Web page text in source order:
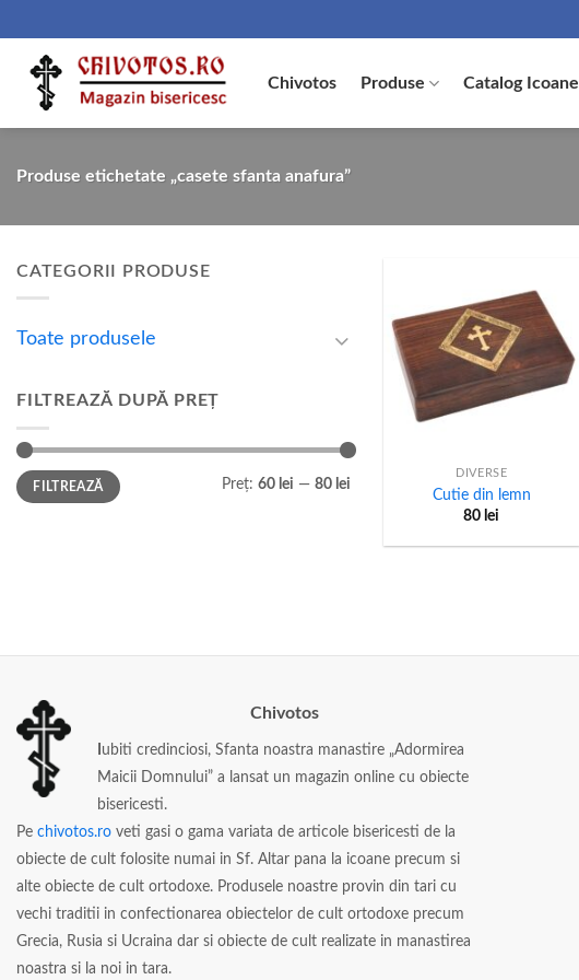
to
content
Chivotos Produse Catalog Icoane
Produse etichetate „casete sfanta anafura”
CATEGORII PRODUSE
Toate produsele
FILTREAZĂ DUPĂ PREȚ
Preț
minim
Preț
maximFILTREAZĂ Preț: 60 lei — 80 lei
DIVERSE
Cutie din lemn
80 lei
Chivotos
ubiti credinciosi, Sfanta noastra manastire „Adormirea
Maicii Domnului” a lansat un magazin online cu obiecte
bisericesti.
Pe chivotos.ro veti gasi o gama variata de articole bisericesti de la
obiecte de cult folosite numai in Sf. Altar pana la icoane precum si
alte obiecte de cult ortodoxe. Produsele noastre provin din tari cu
vechi traditii in confectionarea obiectelor de cult ortodoxe precum
Grecia, Rusia si Ucraina dar si obiecte de cult realizate in manastirea
noastra si la noi in tara.